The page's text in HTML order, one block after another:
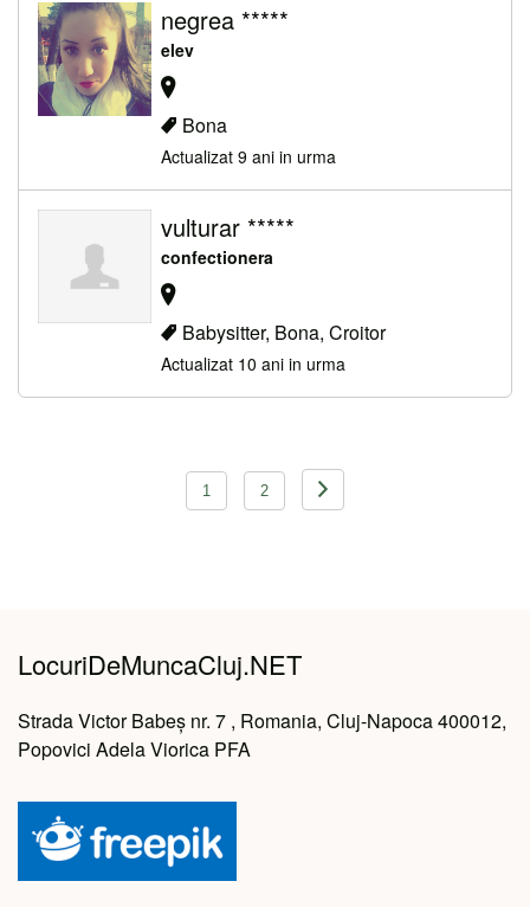
negrea *****
elev
Bona
Actualizat 9 ani in urma
vulturar *****
confectionera
Babysitter, Bona, Croitor
Actualizat 10 ani in urma
1 2
LocuriDeMuncaCluj.NET
Strada Victor Babeș nr. 7 , Romania, Cluj-Napoca 400012,
Popovici Adela Viorica PFA